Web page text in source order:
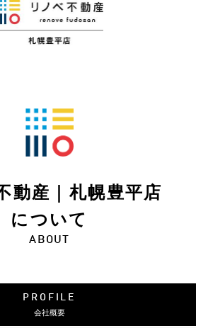
動産｜札幌豊平店
について
ABOUT
PROFILE
会社概要